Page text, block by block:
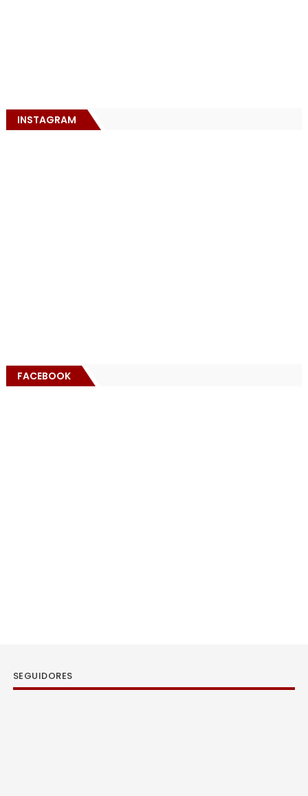
INSTAGRAM
FACEBOOK
SEGUIDORES